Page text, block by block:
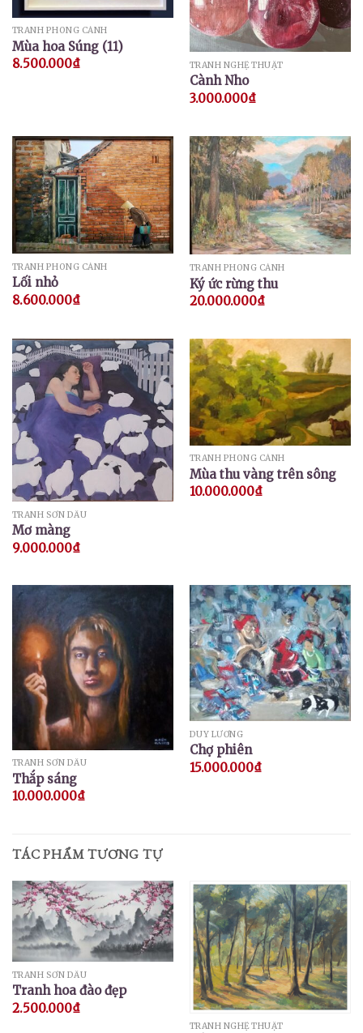
TRANH PHONG CẢNH
Mùa hoa Súng (11)
8.500.000₫ TRANH NGHỆ THUẬT
Cành Nho
3.000.000₫
TRANH PHONG CẢNH
Lối nhỏ
8.600.000₫
TRANH PHONG CẢNH
Ký ức rừng thu
20.000.000₫
TRANH SƠN DẦU
Mơ màng
9.000.000₫
TRANH PHONG CẢNH
Mùa thu vàng trên sông
10.000.000₫
TRANH SƠN DẦU
Thắp sáng
10.000.000₫
DUY LƯƠNG
Chợ phiên
15.000.000₫
TÁC PHẨM TƯƠNG TỰ
TRANH SƠN DẦU
Tranh hoa đào đẹp
2.500.000₫
TRANH NGHỆ THUẬT